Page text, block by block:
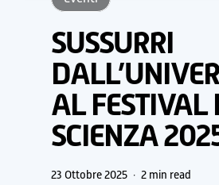
SUSSURRI
AL FESTIVAL
SCIENZA
23 Ottobre 2025 2 min read